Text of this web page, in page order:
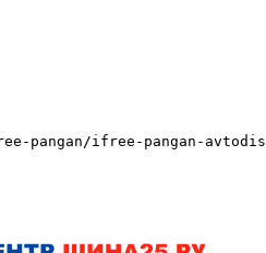
pangan/ifree-pangan-